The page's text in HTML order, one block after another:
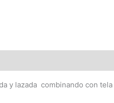
y lazada combinando con